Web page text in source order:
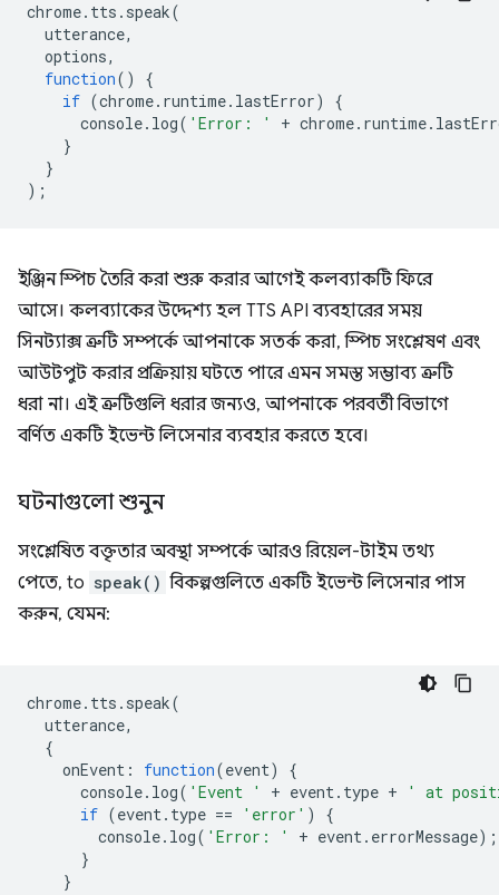
chrome. tts . speak(
utterance,
options,
function()
{
if (chrome. runtime. lastError)
{
console. log( 'Error: ' + chrome. runtime.
}
}
);
ইঞ্জিন স্পিচ তৈরি করা শুরু করার আগেই কলব্যাকটি ফিরে
আসে। কলব্যাকের উদ্দেশ্য হল TTS API ব্যবহারের সময়
সিনট্যাক্স ত্রুটি সম্পর্কে আপনাকে সতর্ক করা, স্পিচ সংশ্লেষণ এবং
আউটপুট করার প্রক্রিয়ায় ঘটতে পারে এমন সমস্ত সম্ভাব্য ত্রুটি
ধরা না। এই ত্রুটিগুলি ধরার জন্যও, আপনাকে পরবর্তী বিভাগে
বর্ণিত একটি ইভেন্ট লিসেনার ব্যবহার করতে হবে।
ঘটনাগুলো শুনুন
সংশ্লেষিত বক্তৃতার অবস্থা সম্পর্কে আরও রিয়েল-টাইম তথ্য
পেতে, to speak() বিকল্পগুলিতে একটি ইভেন্ট লিসেনার পাস
করুন, যেমন:
chrome. tts . speak(
utterance,
{
onEvent : function(event)
{
console. log( 'Event ' + event. type +
' at
if (event. type == 'error' )
{
console. log( 'Error: ' + event. errorMessage);
}
}